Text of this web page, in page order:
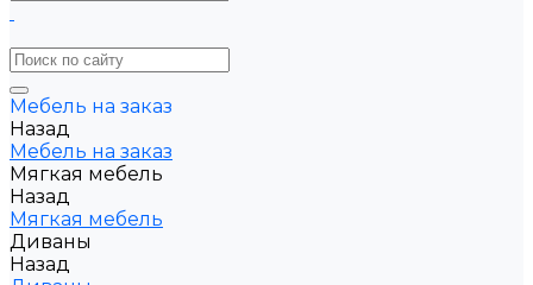
Мебель на заказ
Назад
Мебель на заказ
Мягкая мебель
Назад
Мягкая мебель
Диваны
Назад